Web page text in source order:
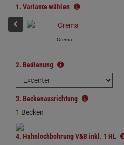
1. Variante wählen
Crema
2. Bedienung
3. Beckenausrichtung
1 Becken
4. Hahnlochbohrung V&B inkl. 1 HL